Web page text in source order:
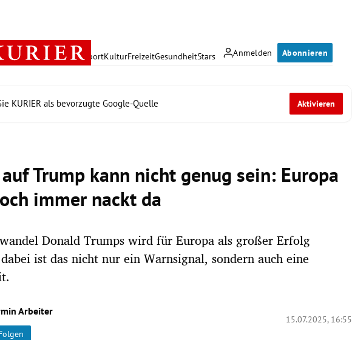
Anmelden Abonnieren
PolitikWirtschaft SportKulturFreizeitGesundheitStars
KURIER als bevorzugte Google-Quelle Aktivieren
Trump kann nicht genug sein: Europa
immer nackt da
Donald Trumps wird für Europa als großer Erfolg
ist das nicht nur ein Warnsignal, sondern auch eine
Arbeiter
15.07.2025, 16:55